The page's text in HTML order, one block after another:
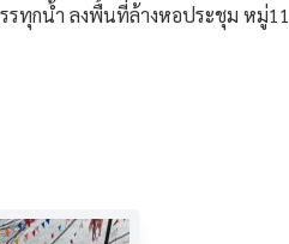
ทุกน้ำ ลงพื้นที่ล้างหอประชุม หมู่